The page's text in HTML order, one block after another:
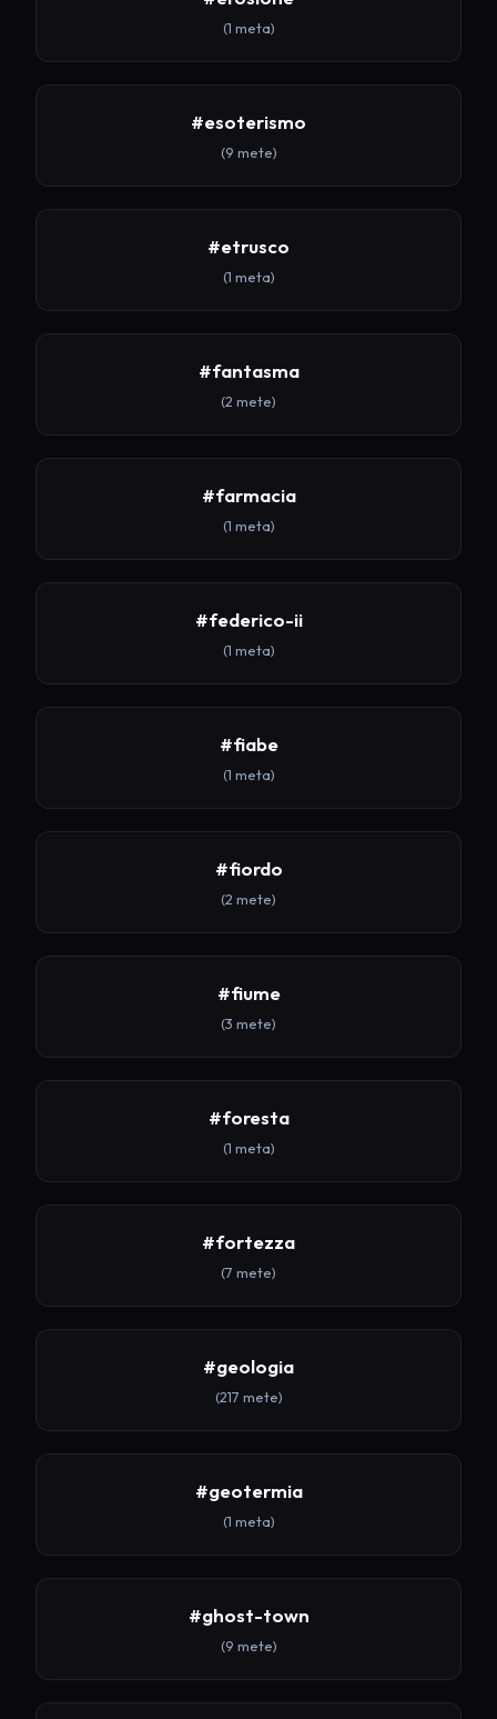
(1 meta)
#esoterismo
(9 mete)
#etrusco
(1 meta)
#fantasma
(2 mete)
#farmacia
(1 meta)
#federico-ii
(1 meta)
#fiabe
(1 meta)
#fiordo
(2 mete)
#fiume
(3 mete)
#foresta
(1 meta)
#fortezza
(7 mete)
#geologia
(217 mete)
#geotermia
(1 meta)
#ghost-town
(9 mete)